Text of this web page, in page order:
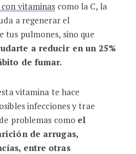
vitaminas como la C, la
a regenerar el
tus pulmones, sino que
a reducir en un 25%
de fumar.
vitamina te hace
infecciones y trae
problemas como el
de arrugas,
entre otras